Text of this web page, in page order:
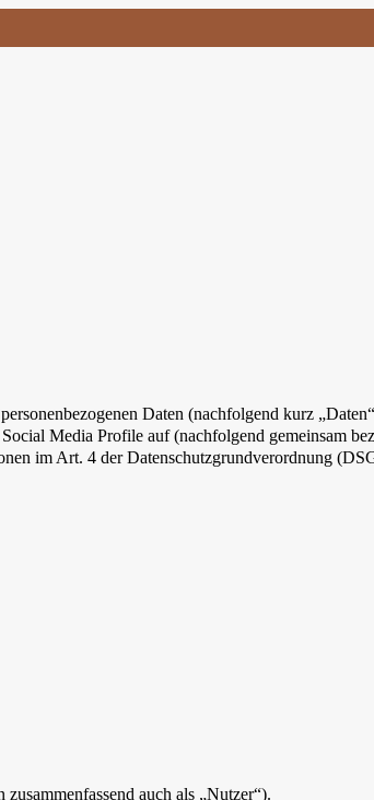
Daten (nachfolgend kurz
Media Profile auf (nachfolgend gemeinsam
im Art. 4 der Datenschutzgrundverordnung
auch als „Nutzer“).